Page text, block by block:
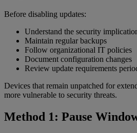
Before disabling updates:
Understand the security
Maintain regular backups
Follow organizational IT policies
Document configuration changes
Review update requirements
Devices that remain unpatched for
more vulnerable to security threats.
Method 1: Pause